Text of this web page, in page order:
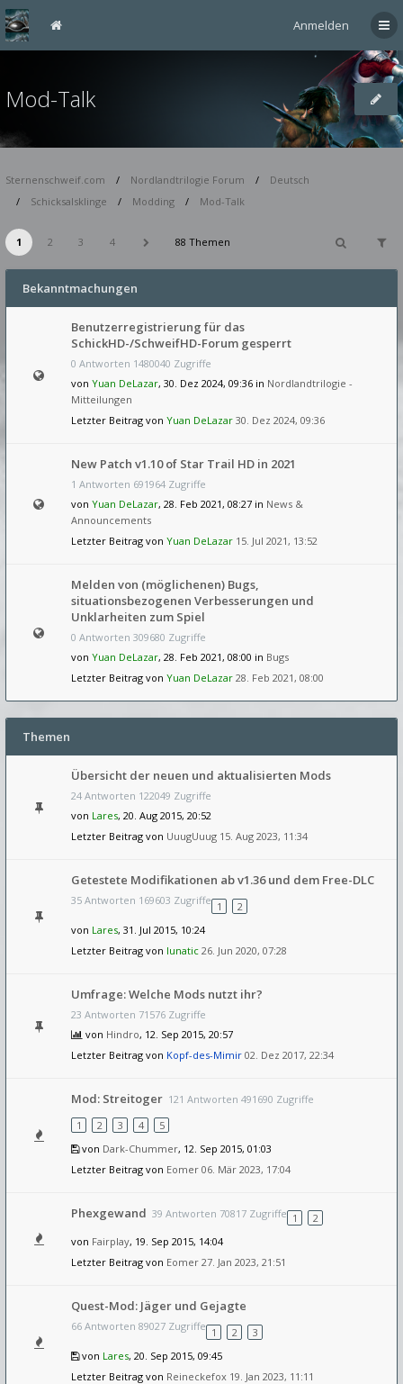
Anmelden
Mod-Talk
Sternenschweif.com Nordlandtrilogie Forum
Deutsch
Schicksalsklinge
Modding Mod-Talk
1 2 3 4 88 Themen
Bekanntmachungen
Benutzerregistrierung für das
SchickHD-/SchweifHD-Forum gesperrt
0 Antworten 1480040 Zugriffe
von Yuan DeLazar, 30. Dez 2024, 09:36 in Nordlandtrilogie -
Mitteilungen
Letzter Beitrag von Yuan DeLazar 30. Dez 2024, 09:36
New Patch v1.10 of Star Trail HD in 2021
1 Antworten 691964 Zugriffe
von Yuan DeLazar, 28. Feb 2021, 08:27 in News &
Announcements
Letzter Beitrag von Yuan DeLazar 15. Jul 2021, 13:52
Melden von (möglichenen) Bugs,
situationsbezogenen Verbesserungen und
Unklarheiten zum Spiel
0 Antworten 309680 Zugriffe
von Yuan DeLazar, 28. Feb 2021, 08:00 in Bugs
Letzter Beitrag von Yuan DeLazar 28. Feb 2021, 08:00
Themen
Übersicht der neuen und aktualisierten Mods
24 Antworten 122049 Zugriffe
von Lares, 20. Aug 2015, 20:52
Letzter Beitrag von UuugUuug 15. Aug 2023, 11:34
Getestete Modifikationen ab v1.36 und dem Free-DLC
35 Antworten 169603 Zugriffe 1
2
von Lares, 31. Jul 2015, 10:24
Letzter Beitrag von lunatic 26. Jun 2020, 07:28
Umfrage: Welche Mods nutzt ihr?
23 Antworten 71576 Zugriffe
von Hindro, 12. Sep 2015, 20:57
Letzter Beitrag von Kopf-des-Mimir 02. Dez 2017, 22:34
Mod: Streitoger 121 Antworten 491690 Zugriffe
1
2 3 4
5
von Dark-Chummer, 12. Sep 2015, 01:03
Letzter Beitrag von Eomer 06. Mär 2023, 17:04
Phexgewand 39 Antworten 70817 Zugriffe 1
2
von Fairplay, 19. Sep 2015, 14:04
Letzter Beitrag von Eomer 27. Jan 2023, 21:51
Quest-Mod: Jäger und Gejagte
66 Antworten 89027 Zugriffe 1 2
3
von Lares, 20. Sep 2015, 09:45
Letzter Beitrag von Reineckefox 19. Jan 2023, 11:11